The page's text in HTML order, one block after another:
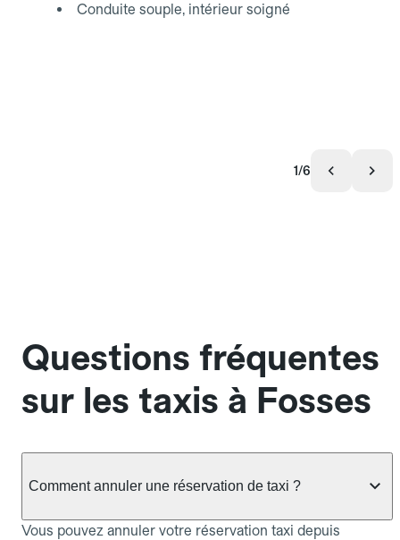
Conduite souple, intérieur soigné
1/6
Questions fréquentes
sur les taxis à Fosses
Comment annuler une réservation de taxi ?
Vous pouvez annuler votre réservation taxi depuis